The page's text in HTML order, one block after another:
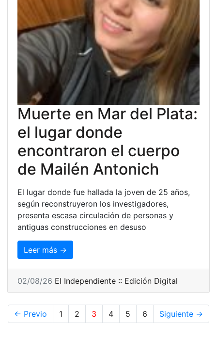
Muerte en Mar del Plata:
el lugar donde
encontraron el cuerpo
de Mailén Antonich
El lugar donde fue hallada la joven de 25 años,
según reconstruyeron los investigadores,
presenta escasa circulación de personas y
antiguas construcciones en desuso
Leer más →
02/08/26 El Independiente :: Edición Digital
← Previo 1 2 3 4 5 6 Siguiente →